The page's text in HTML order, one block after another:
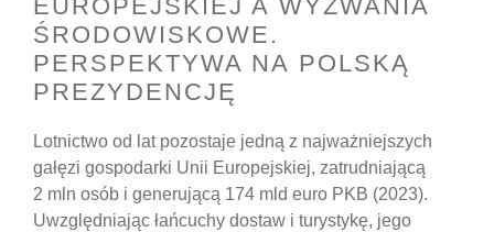
EUROPEJSKIEJ A WYZWANIA
ŚRODOWISKOWE.
PERSPEKTYWA NA POLSKĄ
PREZYDENCJĘ
Lotnictwo od lat pozostaje jedną z najważniejszych
gałęzi gospodarki Unii Europejskiej, zatrudniającą
2 mln osób i generującą 174 mld euro PKB (2023).
Uwzględniając łańcuchy dostaw i turystykę, jego